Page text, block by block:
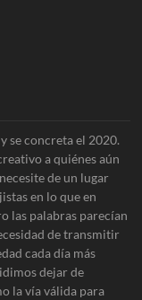
se concreta el 2020.
a quiénes aún
de un lugar
en lo que en
las palabras parecían
de transmitir
cada día más
dejar de
la vía válida para